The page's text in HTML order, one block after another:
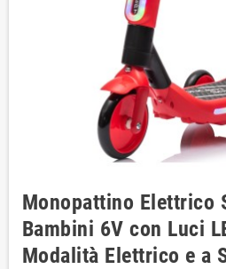
Monopattino Elettrico
Bambini 6V con Luci
Modalità Elettrico e a